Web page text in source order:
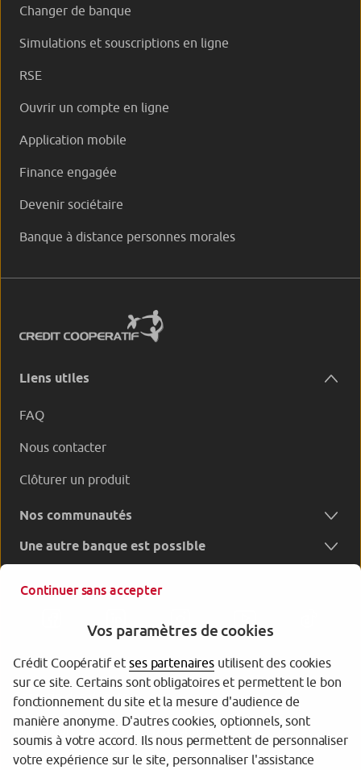
Changer de banque
Simulations et souscriptions en ligne
RSE
Ouvrir un compte en ligne
Application mobile
Finance engagée
Devenir sociétaire
Banque à distance personnes morales
Liens utiles
FAQ
Nous contacter
Clôturer un produit
Nos communautés
Une autre banque est possible
Garantie des dépôts
Protection des données personnelles
Gestion des cookies
Continuer sans accepter
Vos paramètres de cookies
Crédit Coopératif etses partenairesutilisent des cookies
sur ce site. Certains sont obligatoires et permettent le bon
fonctionnement du site et la mesure d'audience de
manière anonyme. D'autres cookies, optionnels, sont
soumis à votre accord. Ils nous permettent de personnaliser
votre expérience sur le site, personnaliser l'assistance